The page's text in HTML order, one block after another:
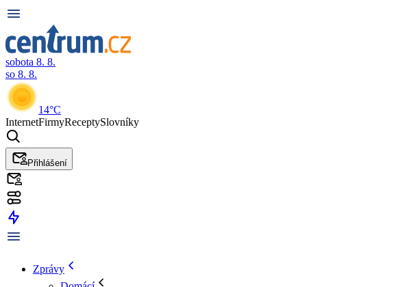
sobota 8. 8.
so 8. 8.
14°C
InternetFirmyReceptySlovníky
Přihlášení
Zprávy